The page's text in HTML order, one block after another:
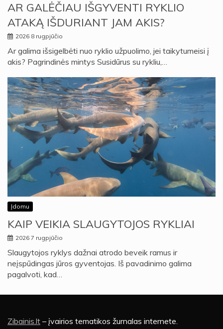
AR GALĖČIAU IŠGYVENTI RYKLIO
ATAKĄ IŠDURIANT JAM AKIS?
2026 8 rugpjūčio
Ar galima išsigelbėti nuo ryklio užpuolimo, jei taikytumeisi į
akis? Pagrindinės mintys Susidūrus su rykliu,…
Įdomu
KAIP VEIKIA SLAUGYTOJOS RYKLIAI
2026 7 rugpjūčio
Slaugytojos ryklys dažnai atrodo beveik ramus ir
neįspūdingas jūros gyventojas. Iš pavadinimo galima
pagalvoti, kad…
Zibainis.lt – įvairios tematikos žurnalas internete.